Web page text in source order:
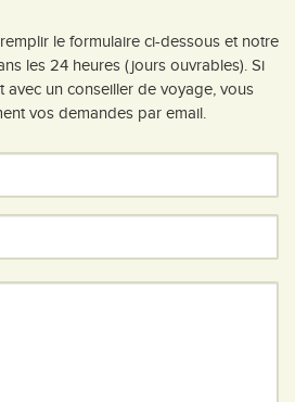
le formulaire ci-dessous et notre
les 24 heures (jours ouvrables). Si
avec un conseiller de voyage, vous
vos demandes par email.